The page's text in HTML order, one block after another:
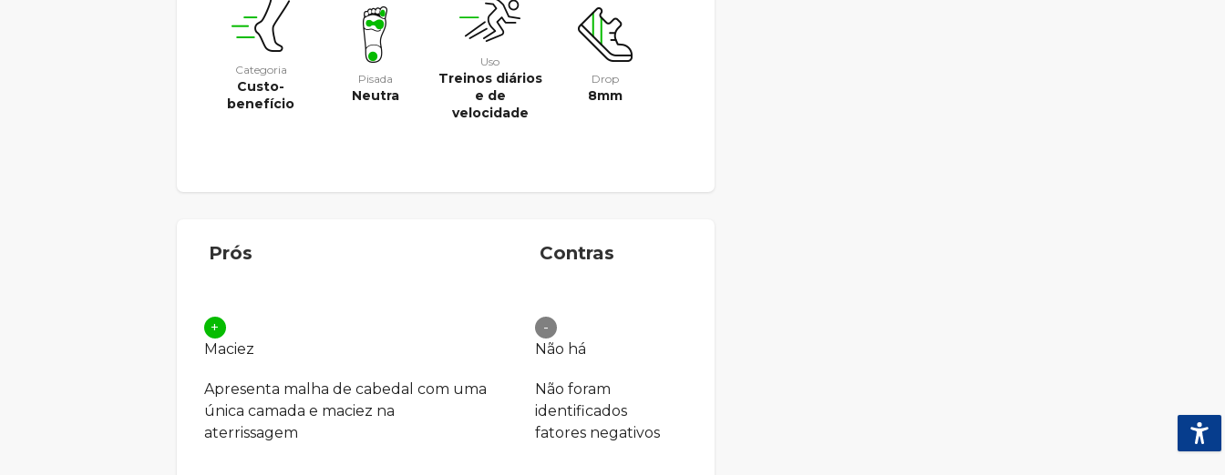
Categoria
Custo-
benefício
Pisada
Neutra
Uso
Treinos diários
e de
velocidade
Drop
8mm
Prós
+
Maciez
Apresenta malha de cabedal com uma
única camada e maciez na
aterrissagem
Contras
-
Não há
Não foram
identificados
fatores negativos